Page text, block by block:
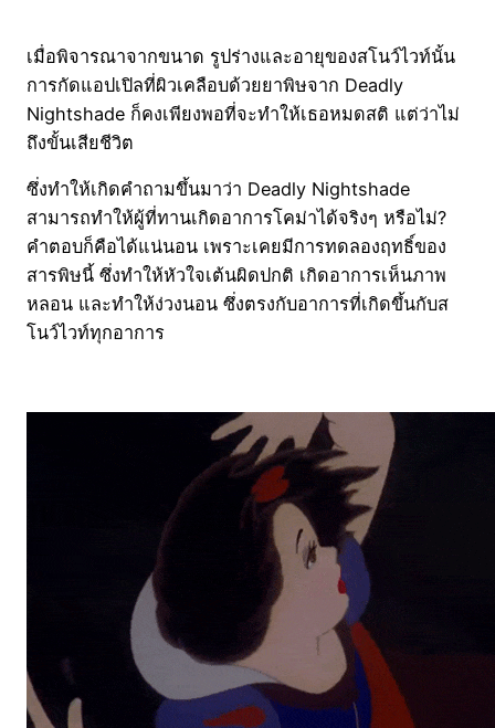
เมื่อพิจารณาจากขนาด รูปร่างและอายุของสโนว์ไวท์นั้น
การกัดแอปเปิลที่ผิวเคลือบด้วยยาพิษจาก Deadly
Nightshade ก็คงเพียงพอที่จะทำให้เธอหมดสติ แต่ว่าไม่
ถึงขั้นเสียชีวิต
ซึ่งทำให้เกิดคำถามขึ้นมาว่า Deadly Nightshade
สามารถทำให้ผู้ที่ทานเกิดอาการโคม่าได้จริงๆ หรือไม่?
คำตอบก็คือได้แน่นอน เพราะเคยมีการทดลองฤทธิ์ของ
สารพิษนี้ ซึ่งทำให้หัวใจเต้นผิดปกติ เกิดอาการเห็นภาพ
หลอน และทำให้ง่วงนอน ซึ่งตรงกับอาการที่เกิดขึ้นกับส
โนว์ไวท์ทุกอาการ